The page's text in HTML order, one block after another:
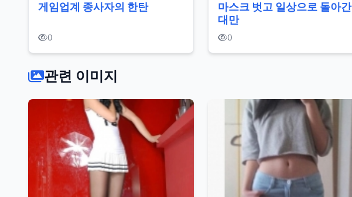
게임업계 종사자의 한탄
0
마스크 벗고 일상으로 돌아간
대만
0
관련 이미지